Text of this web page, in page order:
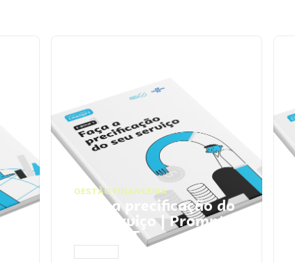
GESTÃO FINANCEIRA
Faça a precificação do
seu serviço | Prompts
ChatGPT